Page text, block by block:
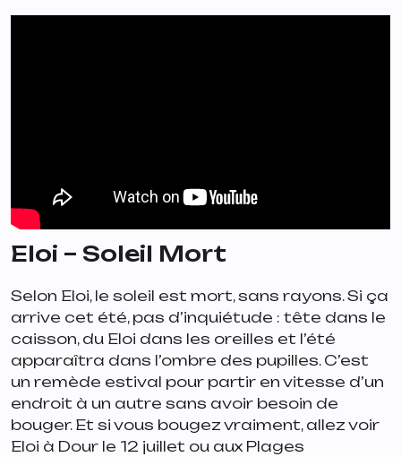
Eloi – Soleil Mort
Selon Eloi, le soleil est mort, sans rayons. Si ça
arrive cet été, pas d’inquiétude : tête dans le
caisson, du Eloi dans les oreilles et l’été
apparaîtra dans l’ombre des pupilles. C’est
un remède estival pour partir en vitesse d’un
endroit à un autre sans avoir besoin de
bouger. Et si vous bougez vraiment, allez voir
Eloi à Dour le 12 juillet ou aux Plages